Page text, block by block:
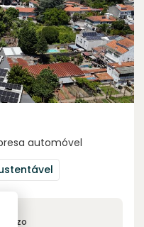
automóvel
prazo